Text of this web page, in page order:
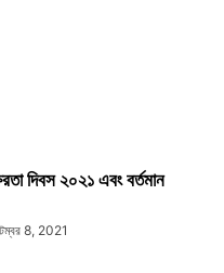
দিবস ২০২১ এবং বর্তমান
8, 2021